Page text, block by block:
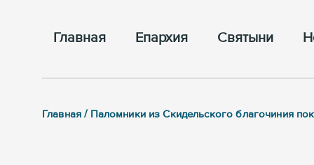
Главная Епархия Cвятыни
Главная / Паломники из Скидельского благочиния